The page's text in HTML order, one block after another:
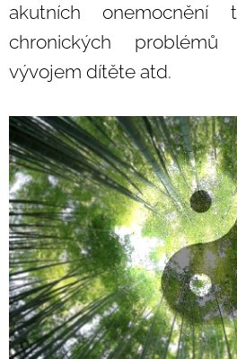
akutních
chronických
vývojem dítěte atd.